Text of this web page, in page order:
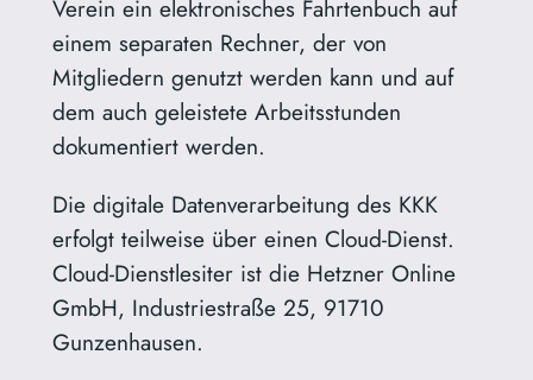
Verein ein elektronisches Fahrtenbuch auf
einem separaten Rechner, der von
Mitgliedern genutzt werden kann und auf
dem auch geleistete Arbeitsstunden
dokumentiert werden.
Die digitale Datenverarbeitung des KKK
erfolgt teilweise über einen Cloud-Dienst.
Cloud-Dienstlesiter ist die Hetzner Online
GmbH, Industriestraße 25, 91710
Gunzenhausen.